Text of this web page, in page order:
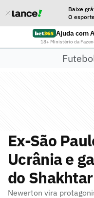
Baixe
O
Ajuda com
18+ Ministério da
Ex-São
Ucrânia e
do Shakhtar
Newerton vira